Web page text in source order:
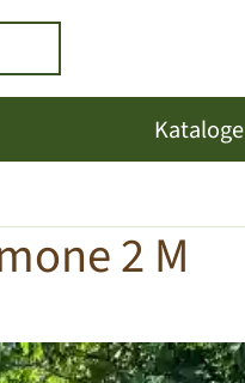
Kataloge
2 M